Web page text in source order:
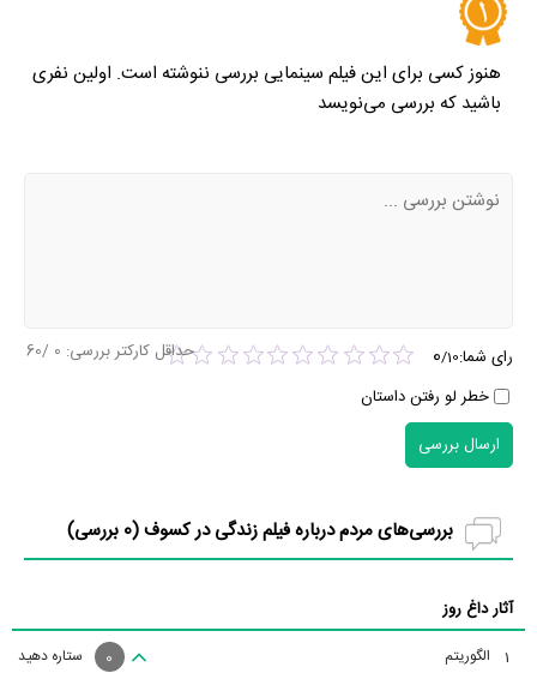
هنوز کسی برای این فیلم سینمایی بررسی ننوشته است. اولین نفری
باشید که بررسی می‌نویسد
رای شما: 0/10
خطر لو رفتن داستان
حداقل کارکتر بررسی: 0
/60
ارسال بررسی
بررسی‌های مردم درباره فیلم زندگی در کسوف (0 بررسی)
آثار داغ روز
1 الگوریتم ستاره دهید 0